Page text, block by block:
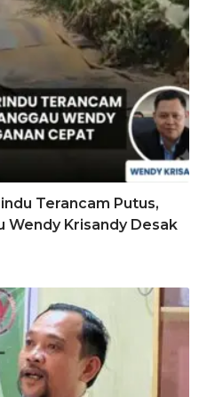
Terancam Putus,
Wendy Krisandy Desak